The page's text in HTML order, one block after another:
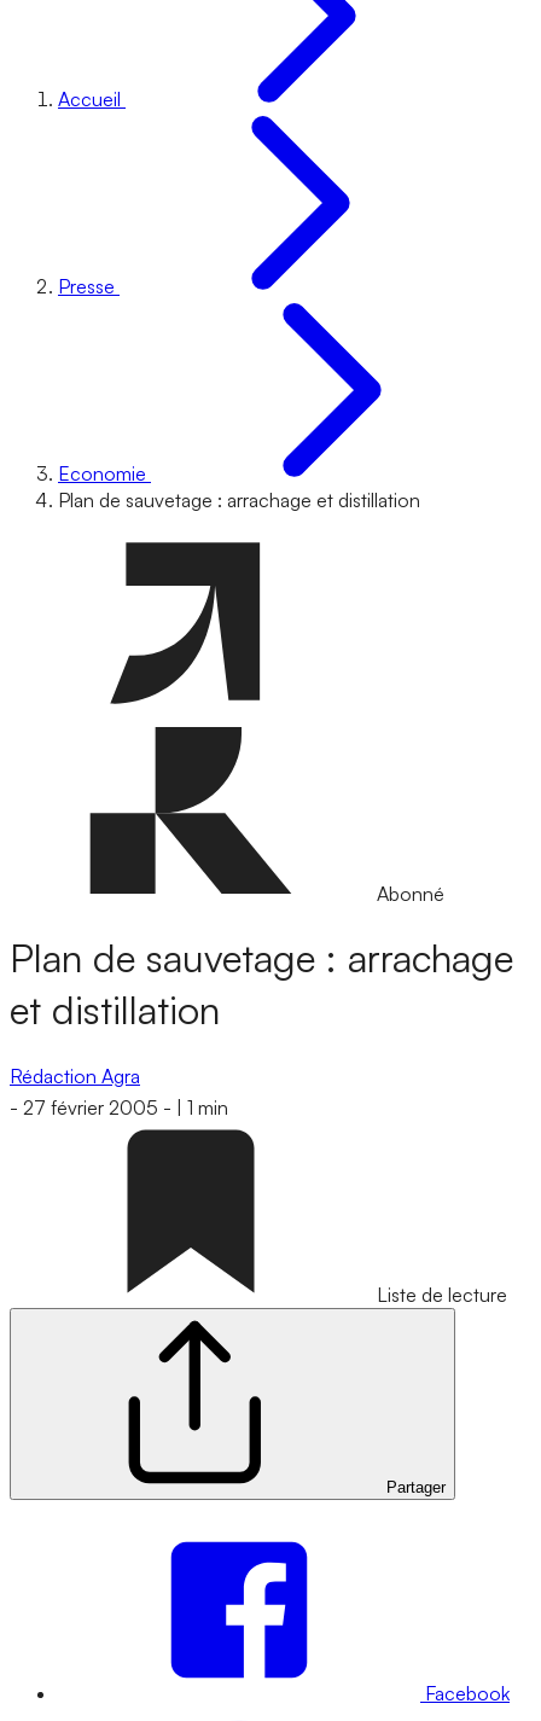
Accueil
Presse
Economie
Plan de sauvetage : arrachage et distillation
Abonné
Plan de sauvetage : arrachage
et distillation
Rédaction Agra
- 27 février 2005 - 1 min
Liste de lecture
Partager
Facebook